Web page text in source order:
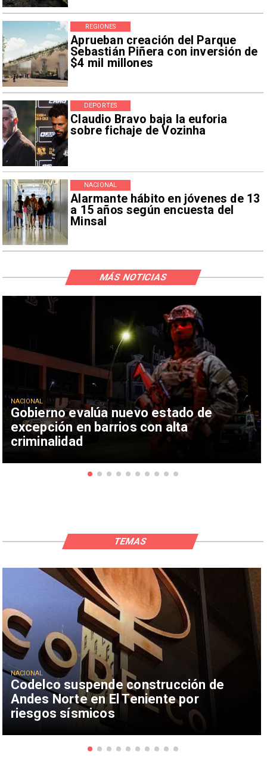
Aprueban creación del Parque
Sebastián Piñera con inversión de
$4 mil millones
REGIONES
Claudio Bravo baja la euforia
sobre fichaje de Vozinha
DEPORTES
Alarmante hábito en jóvenes de 13
a 15 años según encuesta del
Minsal
NACIONAL
Gobierno evalúa nuevo estado de
excepción en barrios con alta
criminalidad
NACIONAL
MÁS NOTICIAS
Codelco suspende construcción de
Andes Norte en El Teniente por
riesgos sísmicos
NACIONAL
TEMAS